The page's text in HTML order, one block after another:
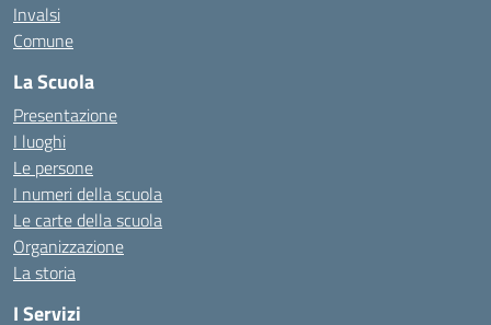
Invalsi
Comune
La Scuola
Presentazione
I luoghi
Le persone
I numeri della scuola
Le carte della scuola
Organizzazione
La storia
I Servizi